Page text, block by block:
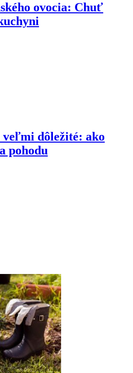
ovocia: Chuť
veľmi dôležité: ako
pohodu